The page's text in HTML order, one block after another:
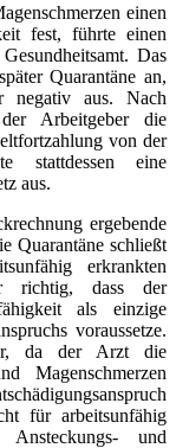
einen
fest, führte einen
Das
Quarantäne an,
negativ aus. Nach
Arbeitgeber die
von der
stattdessen eine
aus.
ergebende
Quarantäne schließt
erkrankten
richtig, dass der
als einzige
voraussetze.
da der Arzt die
Magenschmerzen
für arbeitsunfähig
und